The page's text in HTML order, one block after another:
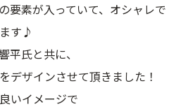
要素が入っていて、オシャレで
す♪
平氏と共に、
デザインさせて頂きました！
いイメージで